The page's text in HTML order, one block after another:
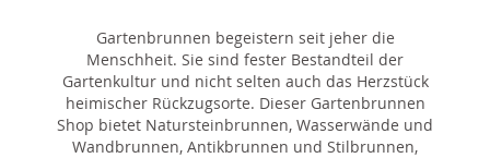
Gartenbrunnen begeistern seit jeher die
Menschheit. Sie sind fester Bestandteil der
Gartenkultur und nicht selten auch das Herzstück
heimischer Rückzugsorte. Dieser Gartenbrunnen
Shop bietet Natursteinbrunnen, Wasserwände und
Wandbrunnen, Antikbrunnen und Stilbrunnen,